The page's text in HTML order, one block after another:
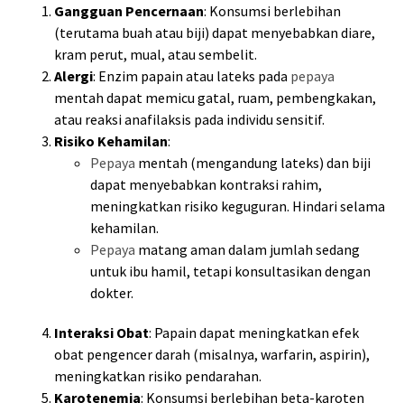
Gangguan Pencernaan: Konsumsi berlebihan
(terutama buah atau biji) dapat menyebabkan diare,
kram perut, mual, atau sembelit.
Alergi: Enzim papain atau lateks pada pepaya
mentah dapat memicu gatal, ruam, pembengkakan,
atau reaksi anafilaksis pada individu sensitif.
Risiko Kehamilan:
Pepaya mentah (mengandung lateks) dan biji
dapat menyebabkan kontraksi rahim,
meningkatkan risiko keguguran. Hindari selama
kehamilan.
Pepaya matang aman dalam jumlah sedang
untuk ibu hamil, tetapi konsultasikan dengan
dokter.
Interaksi Obat: Papain dapat meningkatkan efek
obat pengencer darah (misalnya, warfarin, aspirin),
meningkatkan risiko pendarahan.
Karotenemia: Konsumsi berlebihan beta-karoten